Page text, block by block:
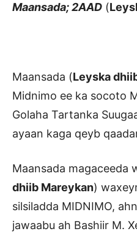
Maansada; 2AAD (
Maansada (Leyska
Midnimo ee ka socoto
Golaha Tartanka
ayaan kaga qeyb
Maansada magaceeda
dhiib Mareykan)
silsiladda MIDNIMO,
jawaabu ah Bashiir M.